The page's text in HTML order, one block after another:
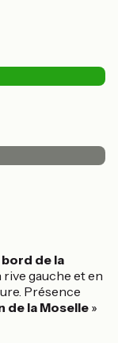
bord de la
gauche et en
Présence
de la Moselle»